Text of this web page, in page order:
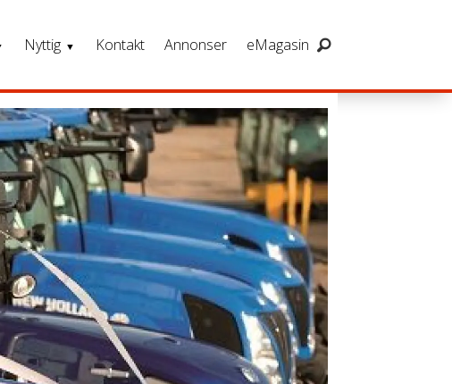
Nyttig Kontakt Annonser eMagasin